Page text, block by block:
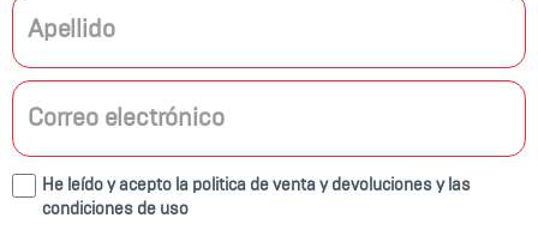
He leído y acepto la politica de venta y devoluciones y las
condiciones de uso